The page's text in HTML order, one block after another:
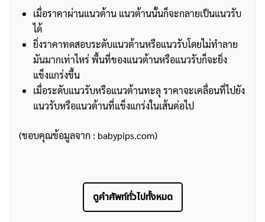
เมื่อราคาผ่านแนวต้าน แนวต้านนั้นก็จะกลายเป็นแนวรับ
ได้
ยิ่งราคาทดสอบระดับแนวต้านหรือแนวรับโดยไม่ทำลาย
มันมากเท่าไหร่ พื้นที่ของแนวต้านหรือแนวรับก็จะยิ่ง
แข็งแกร่งขึ้น
เมื่อระดับแนวรับหรือแนวต้านทะลุ ราคาจะเคลื่อนที่ไปยัง
แนวรับหรือแนวต้านที่แข็งแกร่งในเส้นต่อไป
(ขอบคุณข้อมูลจาก : babypips.com)
ดูคำศัพท์ทั่วไปทั้งหมด